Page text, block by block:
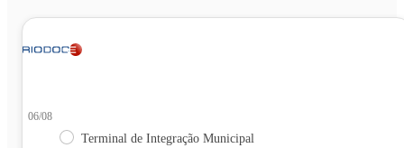
06/08
Terminal de Integração Municipal